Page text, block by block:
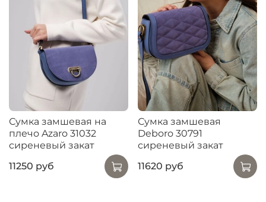
Сумка замшевая на
плечо Azaro 31032
сиреневый закат
11250 руб
Сумка замшевая
Deboro 30791
сиреневый закат
11620 руб